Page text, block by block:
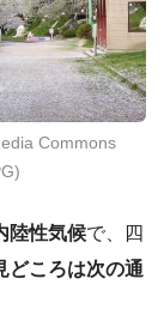
Commons
陸性気候で、四
どころは次の通